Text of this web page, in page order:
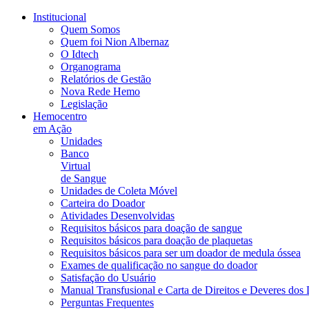
Institucional
Quem Somos
Quem foi Nion Albernaz
O Idtech
Organograma
Relatórios de Gestão
Nova Rede Hemo
Legislação
Hemocentro
em Ação
Unidades
Banco
Virtual
de Sangue
Unidades de Coleta Móvel
Carteira do Doador
Atividades Desenvolvidas
Requisitos básicos para doação de sangue
Requisitos básicos para doação de plaquetas
Requisitos básicos para ser um doador de medula óssea
Exames de qualificação no sangue do doador
Satisfação do Usuário
Manual Transfusional e Carta de Direitos e Deveres dos
Perguntas Frequentes